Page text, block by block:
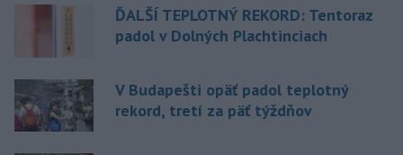
ĎALŠÍ TEPLOTNÝ REKORD: Tentoraz
padol v Dolných Plachtinciach
V Budapešti opäť padol teplotný
rekord, tretí za päť týždňov